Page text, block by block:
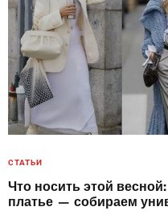
СТАТЬИ
Что носить этой
платье — собираем